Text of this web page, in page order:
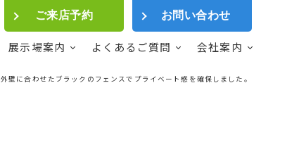
ご来店予約 お問い合わせ
展示場案内 よくあるご質問 会社案内
外壁に合わせたブラックのフェンスでプライベート感を確保しました。